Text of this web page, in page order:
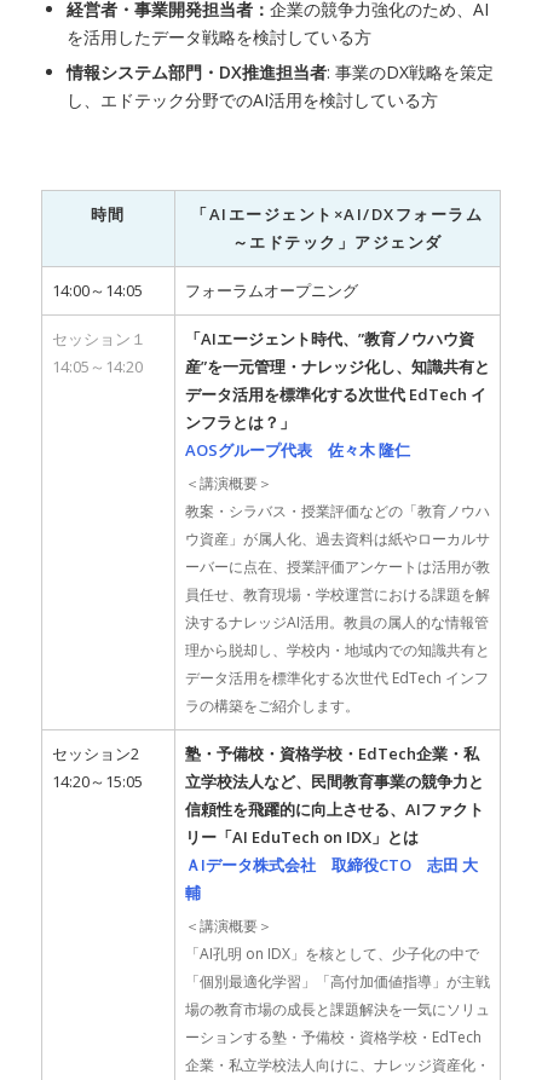
経営者・事業開発担当者： 企業の競争力強化のため、AI
を活用したデータ戦略を検討している方
情報システム部門・DX推進担当者: 事業のDX戦略を策定
し、エドテック分野でのAI活用を検討している方
時間
「AIエージェント×AI/DXフォーラム
～エドテック」アジェンダ
14:00～14:05 フォーラムオープニング
セッション１
14:05～14:20
「AIエージェント時代、”教育ノウハウ資
産”を一元管理・ナレッジ化し、知識共有と
データ活用を標準化する次世代 EdTech イ
ンフラとは？」
AOSグループ代表 佐々木 隆仁
＜講演概要＞
教案・シラバス・授業評価などの「教育ノウハ
ウ資産」が属人化、過去資料は紙やローカルサ
ーバーに点在、授業評価アンケートは活用が教
員任せ、教育現場・学校運営における課題を解
決するナレッジAI活用。教員の属人的な情報管
理から脱却し、学校内・地域内での知識共有と
データ活用を標準化する次世代 EdTech インフ
ラの構築をご紹介します。
セッション2
14:20～15:05
塾・予備校・資格学校・EdTech企業・私
立学校法人など、民間教育事業の競争力と
信頼性を飛躍的に向上させる、AIファクト
リー「AI EduTech on IDX」とは
ＡIデータ株式会社 取締役CTO 志田 大
輔
＜講演概要＞
「AI孔明 on IDX」を核として、少子化の中で
「個別最適化学習」「高付加価値指導」が主戦
場の教育市場の成長と課題解決を一気にソリュ
ーションする塾・予備校・資格学校・EdTech
企業・私立学校法人向けに、ナレッジ資産化・